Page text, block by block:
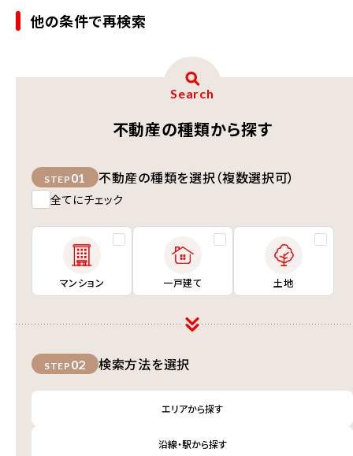
他の条件で再検索
Search
不動産の種類から探す
STEP 01 不動産の種類を選択（複数選択可）
全てにチェック
マンション 一戸建て 土地
STEP 02 検索方法を選択
エリアから探す
沿線・駅から探す